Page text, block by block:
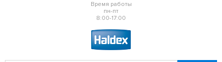
Время работы
пн-пт
8:00-17:00